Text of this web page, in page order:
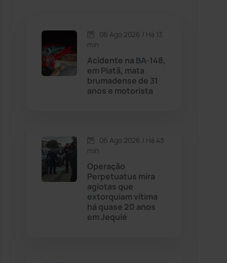
Caetité (1504)
Candiba (157)
Cândido Sales (120)
Carinhanha (299)
Caturama
Chapada Diamantina (430)
06 Ago 2026 / Há 13
min
Acidente na BA-148,
em Piatã, mata
brumadense de 31
anos e motorista
06 Ago 2026 / Há 43
min
Operação
Perpetuatus mira
agiotas que
extorquiam vítima
há quase 20 anos
em Jequié